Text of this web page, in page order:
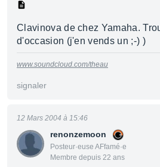
Clavinova de chez Yamaha.
d'occasion (j'en vends un ;-) )
www.soundcloud.com/theau
signaler
renonzemoon
Posteur·euse AFfamé·e
Membre depuis 22 ans
12 Mars 2004 à 15:46